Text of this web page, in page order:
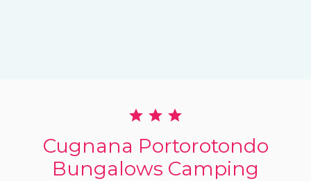
Cugnana Portorotondo
Bungalows Camping